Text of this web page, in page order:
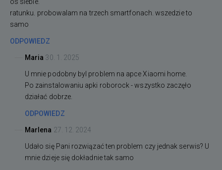
ratunku. probowalam na trzech smartfonach. wszedzie to
samo
ODPOWIEDZ
Maria 30. 1. 2025
U mnie podobny byl problem na apce Xiaomi home.
Po zainstalowaniu apki roborock - wszystko zaczęło
działać dobrze.
ODPOWIEDZ
Marlena 27. 12. 2024
Udało się Pani rozwiązać ten problem czy jednak serwis? U
mnie dzieje się dokładnie tak samo